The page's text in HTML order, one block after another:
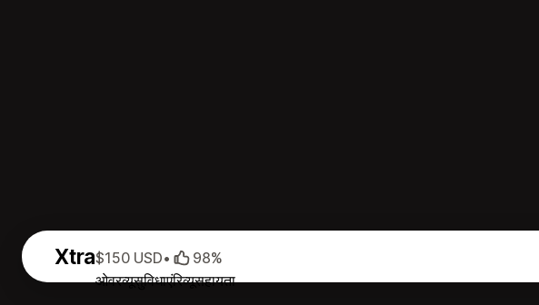
Xtra
ओवरव्यूसुविधाएंरिव्यूसहायता
$150 USD• 98%